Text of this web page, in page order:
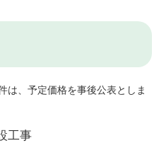
、予定価格を事後公表としま
工事